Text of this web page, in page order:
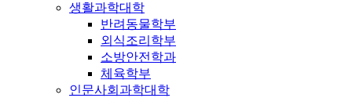
생활과학대학
반려동물학부
외식조리학부
소방안전학과
체육학부
인문사회과학대학